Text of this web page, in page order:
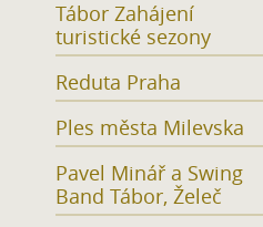
Tábor Zahájení
turistické sezony
Reduta Praha
Ples města Milevska
Pavel Minář a Swing
Band Tábor, Želeč